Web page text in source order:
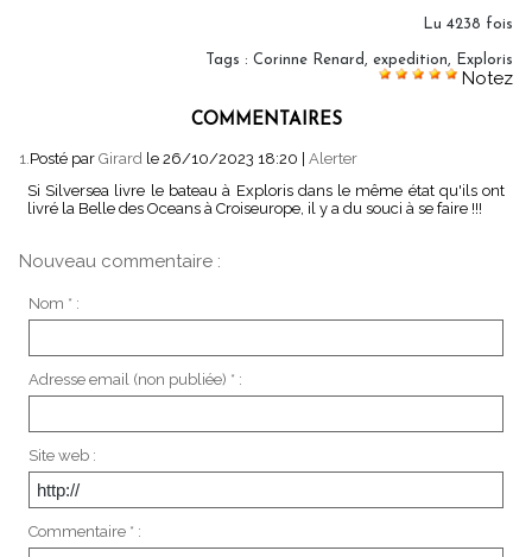
Lu 4238 fois
Tags : Corinne Renard, expedition, Exploris
Notez
COMMENTAIRES
1.Posté par Girard le 26/10/2023 18:20
Alerter
Si Silversea livre le bateau à Exploris dans le même état qu'ils ont
livré la Belle des Oceans à Croiseurope, il y a du souci à se faire !!!
Nouveau commentaire :
Nom * :
Adresse email (non publiée) * :
Site web :
Commentaire * :